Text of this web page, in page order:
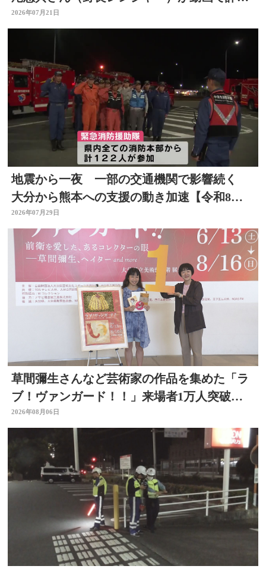
被害防止呼びかけ
2026年07月21日
地震から一夜 一部の交通機関で影響続く
大分から熊本への支援の動き加速【令和8年
熊本地震】
2026年07月29日
草間彌生さんなど芸術家の作品を集めた「ラ
ブ！ヴァンガード！！」来場者1万人突破
大分県立美術館
2026年08月06日